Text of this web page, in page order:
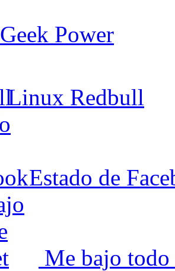
Geek Power
Linux Redbull
Estado de
Me bajo